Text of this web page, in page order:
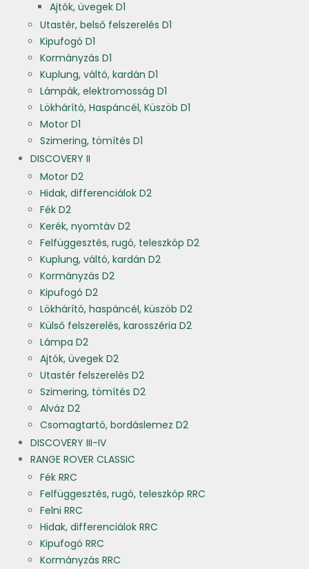
Ajtók, üvegek D1
Utastér, belső felszerelés D1
Kipufogó D1
Kormányzás D1
Kuplung, váltó, kardán D1
Lámpák, elektromosság D1
Lökhárító, Haspáncél, Küszöb D1
Motor D1
Szimering, tömítés D1
DISCOVERY II
Motor D2
Hidak, differenciálok D2
Fék D2
Kerék, nyomtáv D2
Felfüggesztés, rugó, teleszkóp D2
Kuplung, váltó, kardán D2
Kormányzás D2
Kipufogó D2
Lökhárító, haspáncél, küszöb D2
Külső felszerelés, karosszéria D2
Lámpa D2
Ajtók, üvegek D2
Utastér felszerelés D2
Szimering, tömítés D2
Alváz D2
Csomagtartó, bordáslemez D2
DISCOVERY III-IV
RANGE ROVER CLASSIC
Fék RRC
Felfüggesztés, rugó, teleszkóp RRC
Felni RRC
Hidak, differenciálok RRC
Kipufogó RRC
Kormányzás RRC